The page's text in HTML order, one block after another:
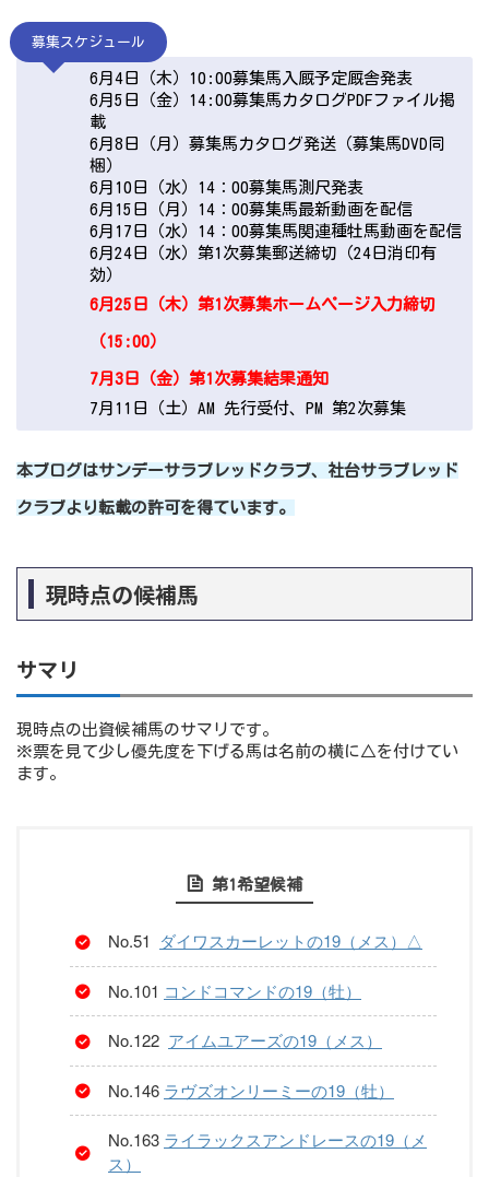
募集スケジュール
6月4日（木）10:00募集馬入厩予定厩舎発表
6月5日（金）14:00募集馬カタログPDFファイル掲
載
6月8日（月）募集馬カタログ発送（募集馬DVD同
梱）
6月10日（水）14：00募集馬測尺発表
6月15日（月）14：00募集馬最新動画を配信
6月17日（水）14：00募集馬関連種牡馬動画を配信
6月24日（水）第1次募集郵送締切（24日消印有
効）
6月25日（木）第1次募集ホームページ入力締切
（15:00）
7月3日（金）第1次募集結果通知
7月11日（土）AM 先行受付、PM 第2次募集
本ブログはサンデーサラブレッドクラブ、社台サラブレッド
クラブより転載の許可を得ています。
現時点の候補馬
サマリ
現時点の出資候補馬のサマリです。
※票を見て少し優先度を下げる馬は名前の横に△を付けてい
ます。
第1希望候補
No.51 ダイワスカーレットの19（メス）△
No.101 コンドコマンドの19（牡）
No.122 アイムユアーズの19（メス）
No.146 ラヴズオンリーミーの19（牡）
No.163 ライラックスアンドレースの19（メ
ス）